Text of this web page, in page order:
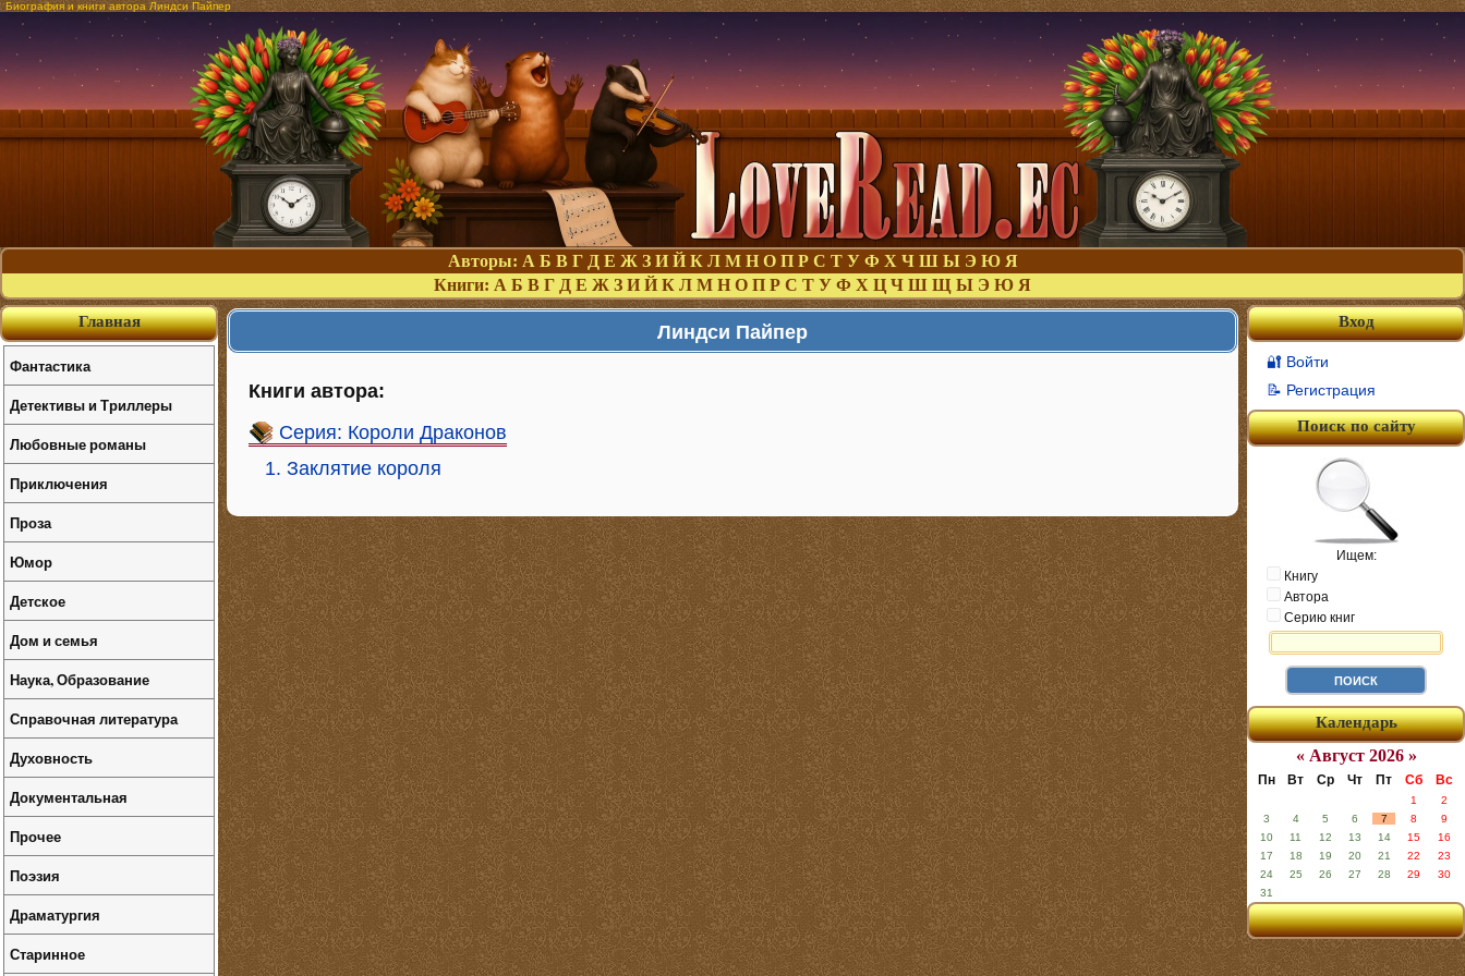
Биография и книги автора Линдси Пайпер
Авторы: А Б В Г Д Е Ж З И Й К Л М Н О П Р С Т У Ф Х Ч Ш Ы Э Ю Я
Книги: А Б В Г Д Е Ж З И Й К Л М Н О П Р С Т У Ф Х Ц Ч Ш Щ Ы Э Ю Я
Линдси Пайпер
Книги автора:
Серия: Короли Драконов
1. Заклятие короля
Вход
🔐 Войти
📝 Регистрация
Поиск по сайту
Ищем:
Книгу
Автора
Серию книг
Календарь
« Август 2026 »
Пн Вт Ср Чт Пт Сб Вс
1
2
3
4 5 6 7 8
9
10
11 12 13 14 15
16
17
18 19 20 21 22
23
24
25 26 27 28 29
30
31
Главная
Фантастика
Детективы и Триллеры
Любовные романы
Приключения
Проза
Юмор
Детское
Дом и семья
Наука, Образование
Справочная литература
Духовность
Документальная
Прочее
Поэзия
Драматургия
Старинное